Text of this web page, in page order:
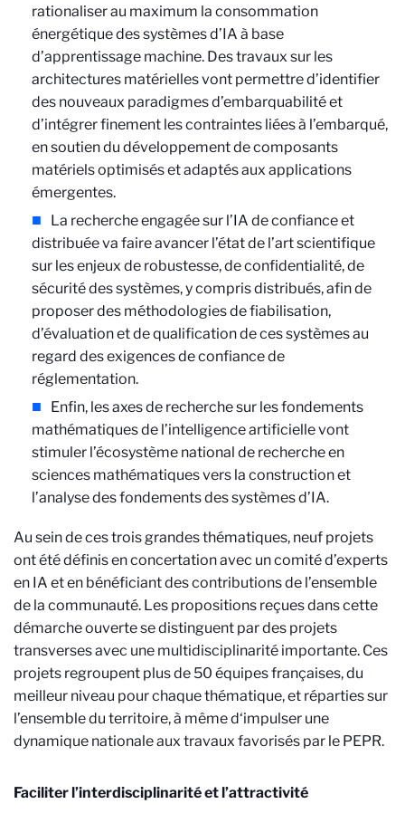
rationaliser au maximum la consommation
énergétique des systèmes d’IA à base
d’apprentissage machine. Des travaux sur les
architectures matérielles vont permettre d’identifier
des nouveaux paradigmes d’embarquabilité et
d’intégrer finement les contraintes liées à l’embarqué,
en soutien du développement de composants
matériels optimisés et adaptés aux applications
émergentes.
La recherche engagée sur l’IA de confiance et
distribuée va faire avancer l’état de l’art scientifique
sur les enjeux de robustesse, de confidentialité, de
sécurité des systèmes, y compris distribués, afin de
proposer des méthodologies de fiabilisation,
d’évaluation et de qualification de ces systèmes au
regard des exigences de confiance de
réglementation.
Enfin, les axes de recherche sur les fondements
mathématiques de l’intelligence artificielle vont
stimuler l’écosystème national de recherche en
sciences mathématiques vers la construction et
l’analyse des fondements des systèmes d’IA.
Au sein de ces trois grandes thématiques, neuf projets
ont été définis en concertation avec un comité d’experts
en IA et en bénéficiant des contributions de l’ensemble
de la communauté. Les propositions reçues dans cette
démarche ouverte se distinguent par des projets
transverses avec une multidisciplinarité importante. Ces
projets regroupent plus de 50 équipes françaises, du
meilleur niveau pour chaque thématique, et réparties sur
l’ensemble du territoire, à même d‘impulser une
dynamique nationale aux travaux favorisés par le PEPR.
Faciliter l’interdisciplinarité et l’attractivité